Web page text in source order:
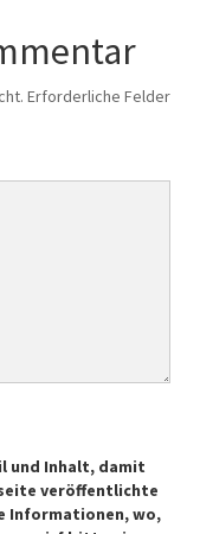
Erforderliche Felder
und Inhalt, damit
veröffentlichte
Informationen, wo,